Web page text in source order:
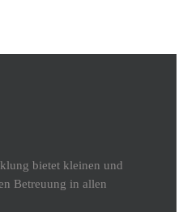
bietet kleinen und
Betreuung in allen